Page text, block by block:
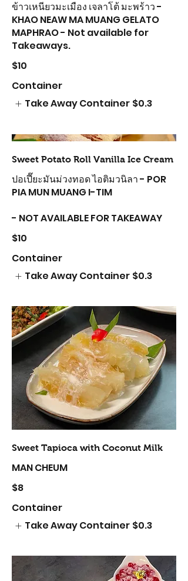
ข้าวเหนียวมะเมือง เจลาโต้ มะพร้าว -
KHAO NEAW MA MUANG GELATO
MAPHRAO - Not available for
Takeaways.
$10
Container
Take Away Container $0.3
Sweet Potato Roll Vanilla Ice Cream
ปอเปี๊ยะมันม่วงทอด ไอติมวนิลา - POR
PIA MUN MUANG I-TIM
- NOT AVAILABLE FOR TAKEAWAY
$10
Container
Take Away Container $0.3
Sweet Tapioca with Coconut Milk
MAN CHEUM
$8
Container
Take Away Container $0.3